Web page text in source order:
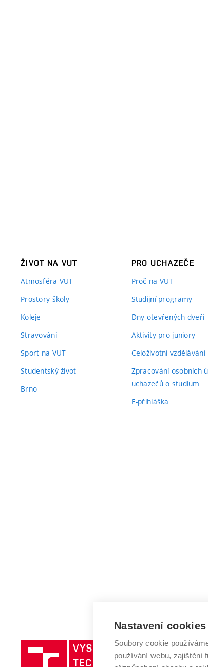
ŽIVOT NA VUT
Atmosféra VUT
Prostory školy
Koleje
Stravování
Sport na VUT
Studentský život
Brno
PRO UCHAZEČE
Proč na VUT
Studijní programy
Dny otevřených dveří
Aktivity pro juniory
Celoživotní vzdělávání
Zpracování osobních
uchazečů o studium
E-přihláška
Vysoké
učení
Nastavení
Soubory cookie
používání webu, zajištění